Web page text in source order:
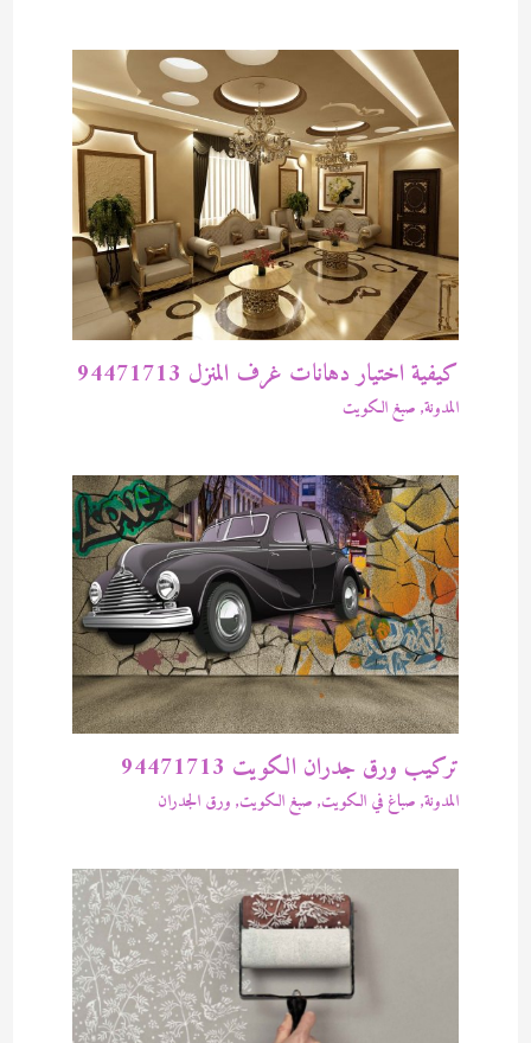
كيفية اختيار دهانات غرف المنزل 94471713
المدونة, صبغ الكويت
تركيب ورق جدران الكويت 94471713
المدونة, صباغ في الكويت, صبغ الكويت, ورق الجدران